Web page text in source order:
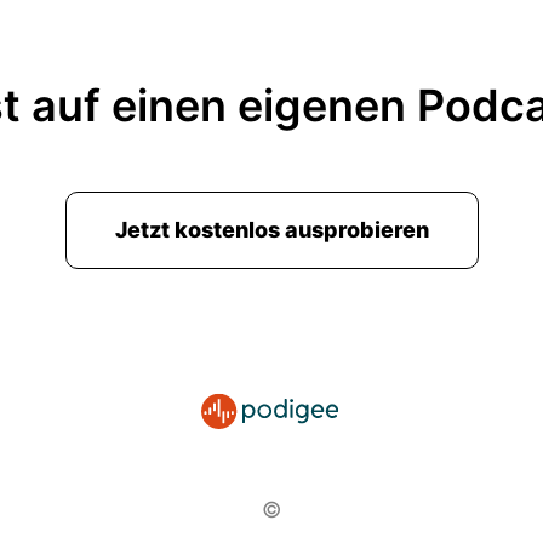
auf einen eigenen
Jetzt kostenlos ausprobieren
©